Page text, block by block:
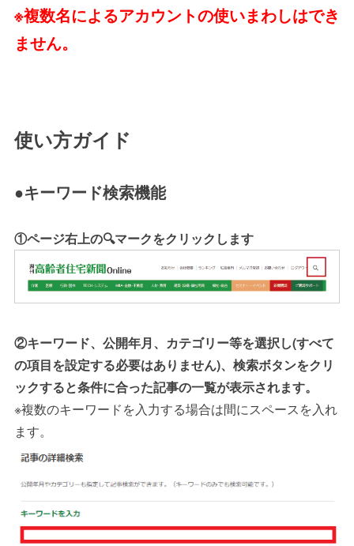
※複数名によるアカウントの使いまわしはでき
ません。
使い方ガイド
●キーワード検索機能
①ページ右上の🔍マークをクリックします
②キーワード、公開年月、カテゴリー等を選択し(すべて
の項目を設定する必要はありません)、検索ボタンをクリ
ックすると条件に合った記事の一覧が表示されます。
※複数のキーワードを入力する場合は間にスペースを入れ
ます。